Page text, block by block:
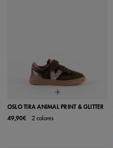
OSLO TIRA ANIMAL PRINT & GLITTER
49,90€
2 colores